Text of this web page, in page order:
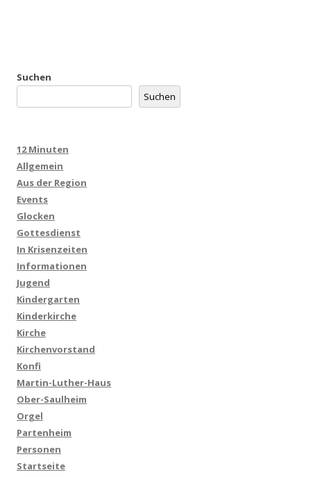
Suchen
Suchen
12 Minuten
Allgemein
Aus der Region
Events
Glocken
Gottesdienst
In Krisenzeiten
Informationen
Jugend
Kindergarten
Kinderkirche
Kirche
Kirchenvorstand
Konfi
Martin-Luther-Haus
Ober-Saulheim
Orgel
Partenheim
Personen
Startseite